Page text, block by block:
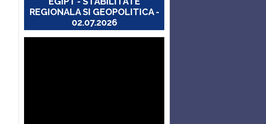
REGIONALA SI GEOPOLITICA -
02.07.2026